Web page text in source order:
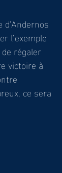
d'Andernos
l’exemple
régaler
victoire à
ce sera